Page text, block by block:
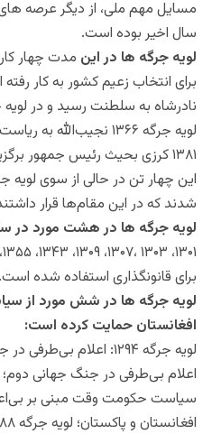
سال اخیر بوده است.
لویه جرگه ها در این مدت چهار
لویه جرگه ۱۳۶۶
۱۳۸۱ کرزی بحیث رئیس جمهور برگزیده شد.
شدند که در این مقام‌ها قرار
لویه جرگه ها در هشت مورد در
۱۳۰۱، ۱۳۰۳ ،۱۳۰۷، ۱۳۰۹، ۱۳۴۳، ۱۳۵۵، ۱۳۶۶ و ۱۳۸۲
برای قانونگذاری استفاده شده است.
لویه جرگه ها در شش مورد از
افغانستان حمایت کرده است:
سیاست حکومت وقت مبنی بر